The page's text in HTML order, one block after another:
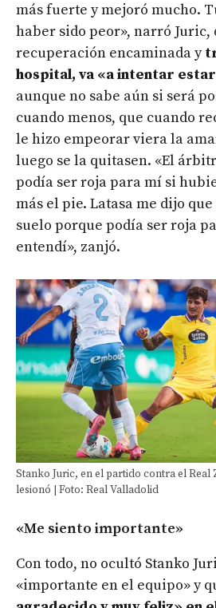
más fuerte y mejoró mucho.
haber sido peor», narró Juric,
recuperación encaminada y
hospital, va «a intentar
aunque no sabe aún si será
cuando menos, que cuando
le hizo empeorar viera la
luego se la quitasen. «El
podía ser roja para mí si
más el pie. Latasa me dijo
suelo porque podía ser roja
entendí», zanjó.
Stanko Juric, en el partido contra el Real
lesionó | Foto: Real Valladolid
«Me siento importante»
Con todo, no ocultó Stanko
«importante en el equipo» y